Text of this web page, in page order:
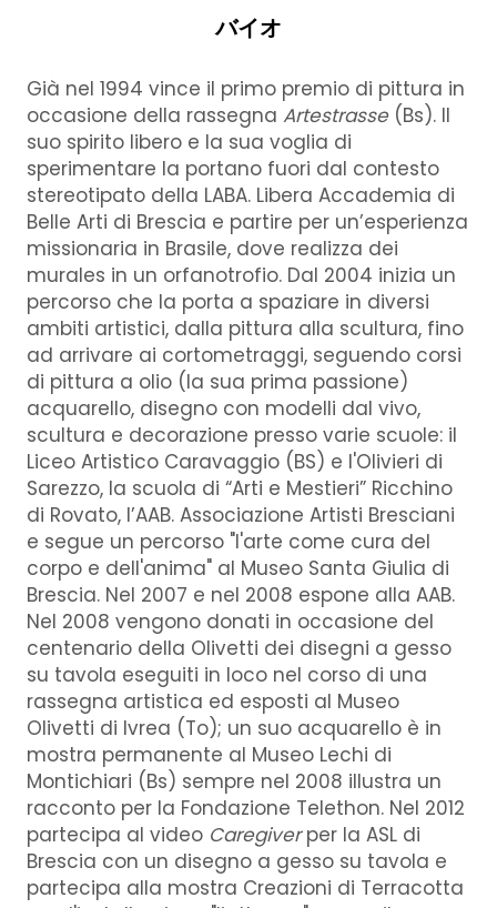
バイオ
Già nel 1994 vince il primo premio di pittura in
occasione della rassegna Artestrasse(Bs). Il
suo spirito libero e la sua voglia di
sperimentare la portano fuori dal contesto
stereotipato della LABA. Libera Accademia di
Belle Arti di Brescia e partire per un’esperienza
missionaria in Brasile, dove realizza dei
murales in un orfanotrofio. Dal 2004 inizia un
percorso che la porta a spaziare in diversi
ambiti artistici, dalla pittura alla scultura, fino
ad arrivare ai cortometraggi, seguendo corsi
di pittura a olio (la sua prima passione)
acquarello, disegno con modelli dal vivo,
scultura e decorazione presso varie scuole: il
Liceo Artistico Caravaggio (BS) e l'Olivieri di
Sarezzo, la scuola di “Arti e Mestieri” Ricchino
di Rovato, l’AAB. Associazione Artisti Bresciani
e segue un percorso "l'arte come cura del
corpo e dell'anima" al Museo Santa Giulia di
Brescia. Nel 2007 e nel 2008 espone alla AAB.
Nel 2008 vengono donati in occasione del
centenario della Olivetti dei disegni a gesso
su tavola eseguiti in loco nel corso di una
rassegna artistica ed esposti al Museo
Olivetti di Ivrea (To); un suo acquarello è in
mostra permanente al Museo Lechi di
Montichiari (Bs) sempre nel 2008 illustra un
racconto per la Fondazione Telethon. Nel 2012
partecipa al video Caregiverper la ASL di
Brescia con un disegno a gesso su tavola e
partecipa alla mostra Creazioni di Terracotta